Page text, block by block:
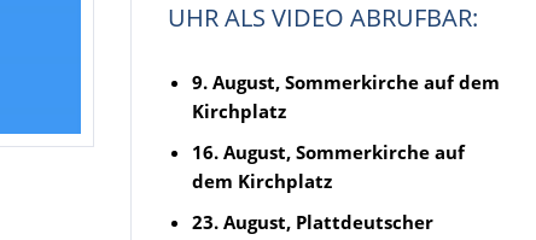
UHR ALS VIDEO ABRUFBAR:
9. August, Sommerkirche auf dem
Kirchplatz
16. August, Sommerkirche auf
dem Kirchplatz
23. August, Plattdeutscher